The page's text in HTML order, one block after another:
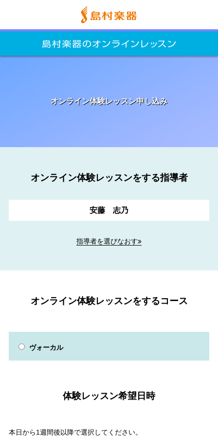
オンライン体験レッスン申し込み
オンライン体験レッスンをする指導者
安藤 志乃
指導者を選びなおす
オンライン体験レッスンをするコース
ヴォーカル
体験レッスン希望日時
本日から1週間後以降で選択してください。